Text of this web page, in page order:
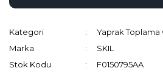
Kategori
Yaprak
Marka
SKIL
Stok Kodu
F0150795AA